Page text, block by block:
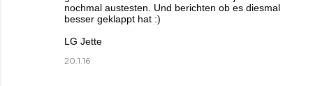
nochmal austesten. Und berichten ob es diesmal
besser geklappt hat :)
LG Jette
20.1.16